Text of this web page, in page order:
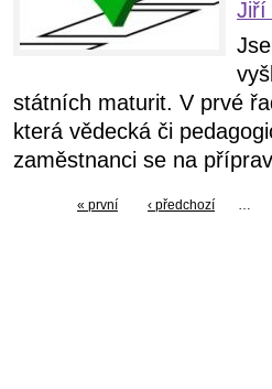
Jiří
státních maturit. V prvé
která vědecká či
zaměstnanci se na
« první ‹ předchozí …